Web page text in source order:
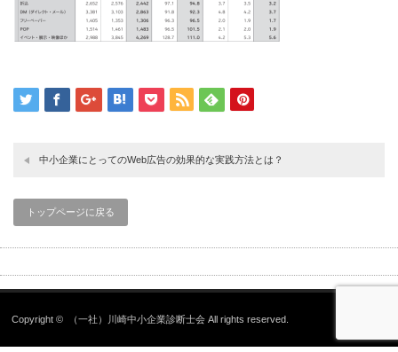
中小企業にとってのWeb広告の効果的な実践方法とは？
トップページに戻る
Copyright © （一社）川崎中小企業診断士会 All rights reserved.